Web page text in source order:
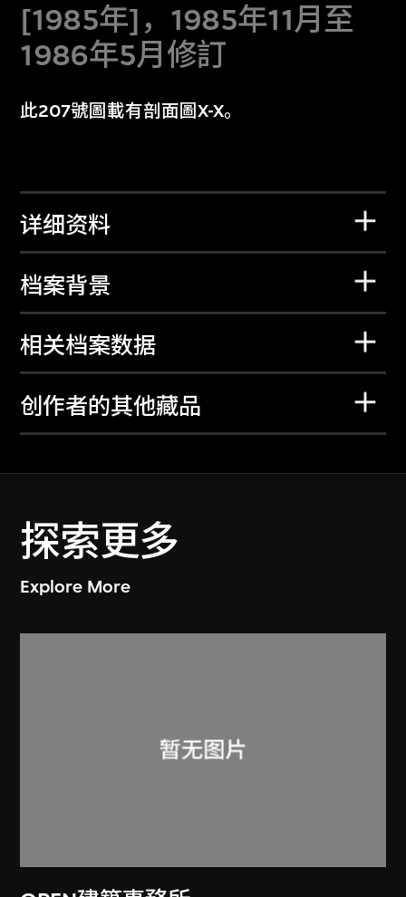
[1985年]，1985年11月至
1986年5月修訂
此207號圖載有剖面圖X-X。
详细资料
档案背景
相关档案数据
创作者的其他藏品
探索更多
Explore More